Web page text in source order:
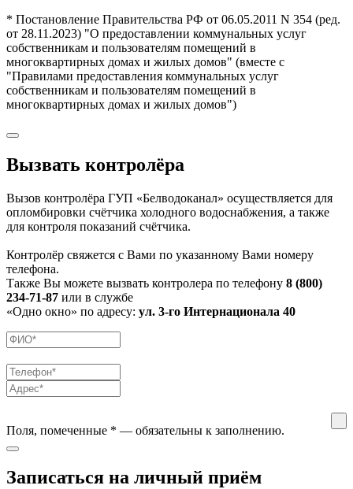
* Постановление Правительства РФ от 06.05.2011 N 354 (ред.
от 28.11.2023) "О предоставлении коммунальных услуг
собственникам и пользователям помещений в
многоквартирных домах и жилых домов" (вместе с
"Правилами предоставления коммунальных услуг
собственникам и пользователям помещений в
многоквартирных домах и жилых домов")
Вызвать контролёра
Вызов контролёра ГУП «Белводоканал» осуществляется для
опломбировки счётчика холодного водоснабжения, а также
для контроля показаний счётчика.
Контролёр свяжется с Вами по указанному Вами номеру
телефона.
Также Вы можете вызвать контролера по телефону 8 (800)
234-71-87 или в службе
«Одно окно» по адресу: ул. 3-го Интернационала 40
Поля, помеченные * — обязательны к заполнению.
Записаться на личный приём